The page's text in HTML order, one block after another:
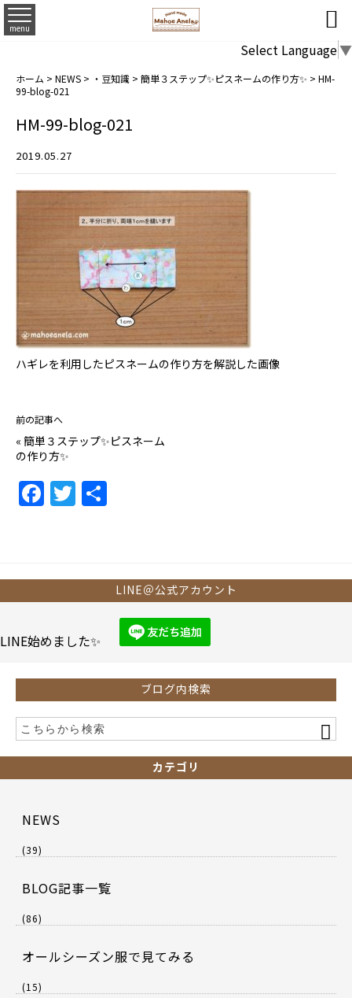
menu 
Select Language▼
ホーム > NEWS > ・豆知識 > 簡単３ステップ✨ピスネームの作り方✨ > HM-
99-blog-021
HM-99-blog-021
2019.05.27
ハギレを利用したピスネームの作り方を解説した画像
前の記事へ
« 簡単３ステップ✨ピスネーム
の作り方✨
F
a
b
o
k
T
w
LINE＠公式アカウント
LINE始めました✨
ブログ内検索
カテゴリ
NEWS
(39)
BLOG記事一覧
(86)
オールシーズン服で見てみる
(15)